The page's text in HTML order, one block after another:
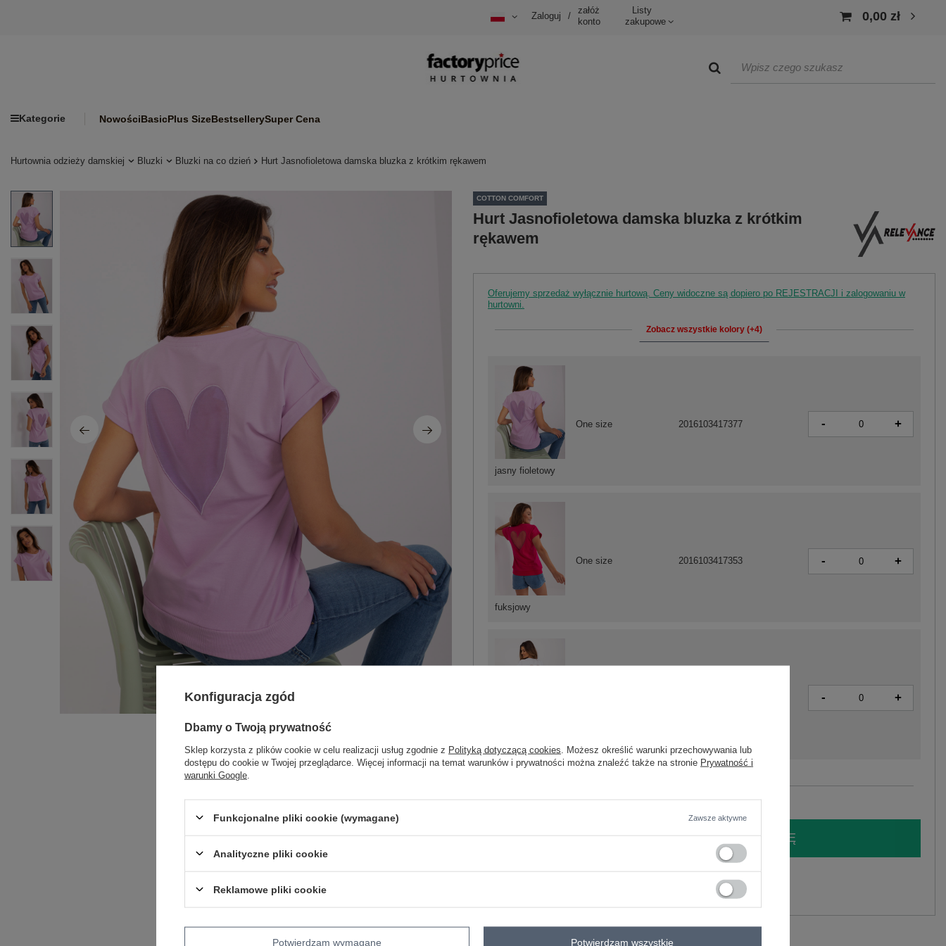
Zaloguj /
załóż
konto
Listy
zakupowe
0,00 zł
Kategorie NowościBasicPlus SizeBestsellerySuper Cena
Hurtownia odzieży damskiej Bluzki Bluzki na co dzień Hurt Jasnofioletowa damska bluzka z krótkim rękawem
COTTON COMFORT
Hurt Jasnofioletowa damska bluzka z krótkim
rękawem
Oferujemy sprzedaż wyłącznie hurtową. Ceny widoczne są dopiero po REJESTRACJI i zalogowaniu w
hurtowni.
Zobacz wszystkie kolory (+4)
jasny fioletowy
One size 2016103417377 - +
fuksjowy
One size 2016103417353 - +
- +
ZALOGUJ SIĘ I ZOBACZ CENĘ
Konfiguracja zgód
Dbamy o Twoją prywatność
Sklep korzysta z plików cookie w celu realizacji usług zgodnie z Polityką dotyczącą cookies . Możesz określić warunki przechowywania lub
dostępu do cookie w Twojej przeglądarce. Więcej informacji na temat warunków i prywatności można znaleźć także na stronie Prywatność i
warunki Google
Funkcjonalne pliki cookie (wymagane) Zawsze aktywne
Analityczne pliki cookie
Reklamowe pliki cookie
Potwierdzam wymagane Potwierdzam wszystkie